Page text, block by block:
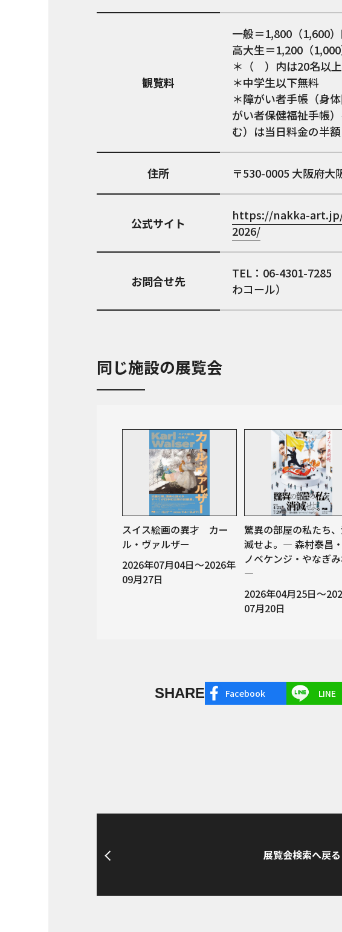
観覧料
一般＝1,800（1,600
高大生＝1,200（
＊（ ）内は20名以
＊中学生以下無料
＊障がい者手帳（身
がい者保健福祉手帳
む）は当日料金の半額
住所 530-0005 大阪府大
公式サイト
https://nakka-
2026/
お問合せ先
TEL：06-4301-7285
わコール）
同じ施設の展覧会
スイス絵画の異才 カー
ル・ヴァルザー
2026年07月04日～2026年
09月27日
驚異の部屋の私たち
滅せよ。— 森村泰昌
ノベケンジ・やなぎ
—
2026年04月25日～
07月20日
SHARE Facebook LINE
展覧会検索へ戻る